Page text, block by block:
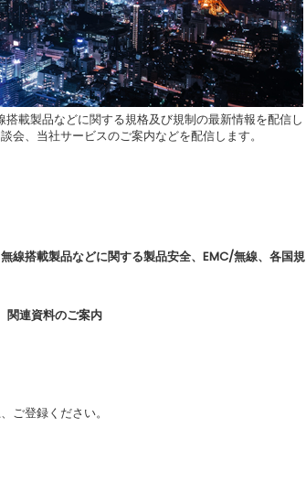
載製品などに関する規格及び規制の最新情報を配信し
会、当社サービスのご案内などを配信します。
線搭載製品などに関する製品安全、EMC/無線、各国規
関連資料のご案内
ご登録ください。